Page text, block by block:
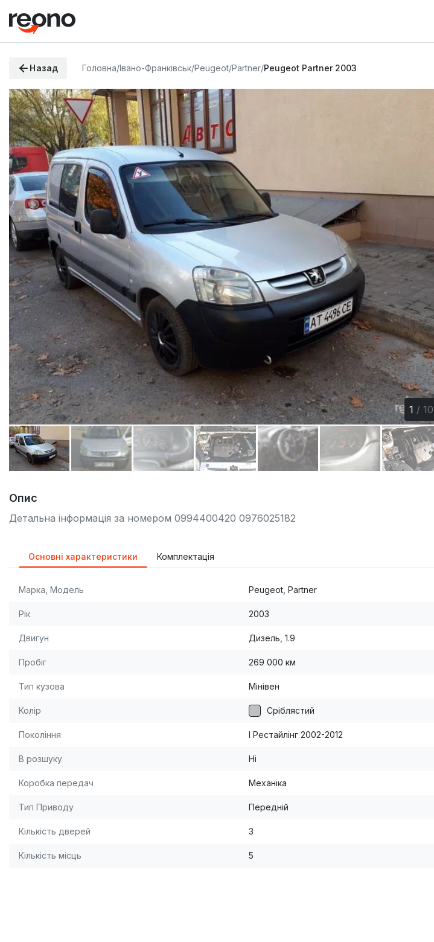
Назад Головна/Івано-Франківськ/Peugeot/Partner/Peugeot Partner 2003
1 /10
Опис
Детальна інформація за номером 0994400420 0976025182
Основні характеристики Комплектація
Марка, Модель Peugeot, Partner
Рік 2003
Двигун Дизель, 1.9
Пробіг 269 000 км
Тип кузова Мінівен
Колір Сріблястий
Покоління I Рестайлінг 2002-2012
В розшуку Ні
Коробка передач Механіка
Тип Приводу Передній
Кількість дверей 3
Кількість місць 5